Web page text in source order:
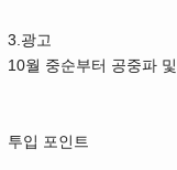
3.광고
10월 중순부터 공중파
투입 포인트